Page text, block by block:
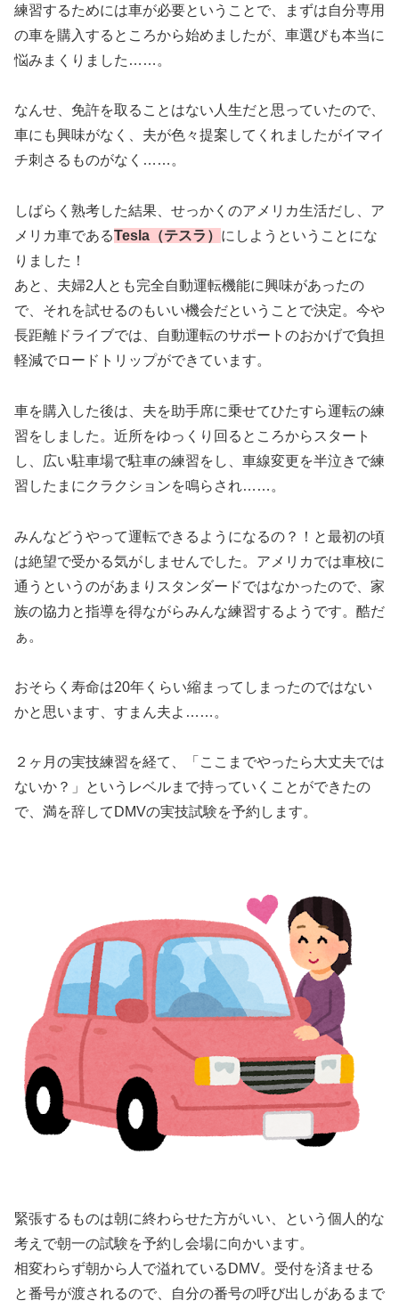
練習するためには車が必要ということで、まずは自分専用
の車を購入するところから始めましたが、車選びも本当に
悩みまくりました……。
なんせ、免許を取ることはない人生だと思っていたので、
車にも興味がなく、夫が色々提案してくれましたがイマイ
チ刺さるものがなく……。
しばらく熟考した結果、せっかくのアメリカ生活だし、ア
メリカ車であるTesla（テスラ） にしようということにな
りました！
あと、夫婦2人とも完全自動運転機能に興味があったの
で、それを試せるのもいい機会だということで決定。今や
長距離ドライブでは、自動運転のサポートのおかげで負担
軽減でロードトリップができています。
車を購入した後は、夫を助手席に乗せてひたすら運転の練
習をしました。近所をゆっくり回るところからスタート
し、広い駐車場で駐車の練習をし、車線変更を半泣きで練
習したまにクラクションを鳴らされ……。
みんなどうやって運転できるようになるの？！と最初の頃
は絶望で受かる気がしませんでした。アメリカでは車校に
通うというのがあまりスタンダードではなかったので、家
族の協力と指導を得ながらみんな練習するようです。酷だ
ぁ。
おそらく寿命は20年くらい縮まってしまったのではない
かと思います、すまん夫よ……。
２ヶ月の実技練習を経て、「ここまでやったら大丈夫では
ないか？」というレベルまで持っていくことができたの
で、満を辞してDMVの実技試験を予約します。
緊張するものは朝に終わらせた方がいい、という個人的な
考えで朝一の試験を予約し会場に向かいます。
相変わらず朝から人で溢れているDMV。受付を済ませる
と番号が渡されるので、自分の番号の呼び出しがあるまで